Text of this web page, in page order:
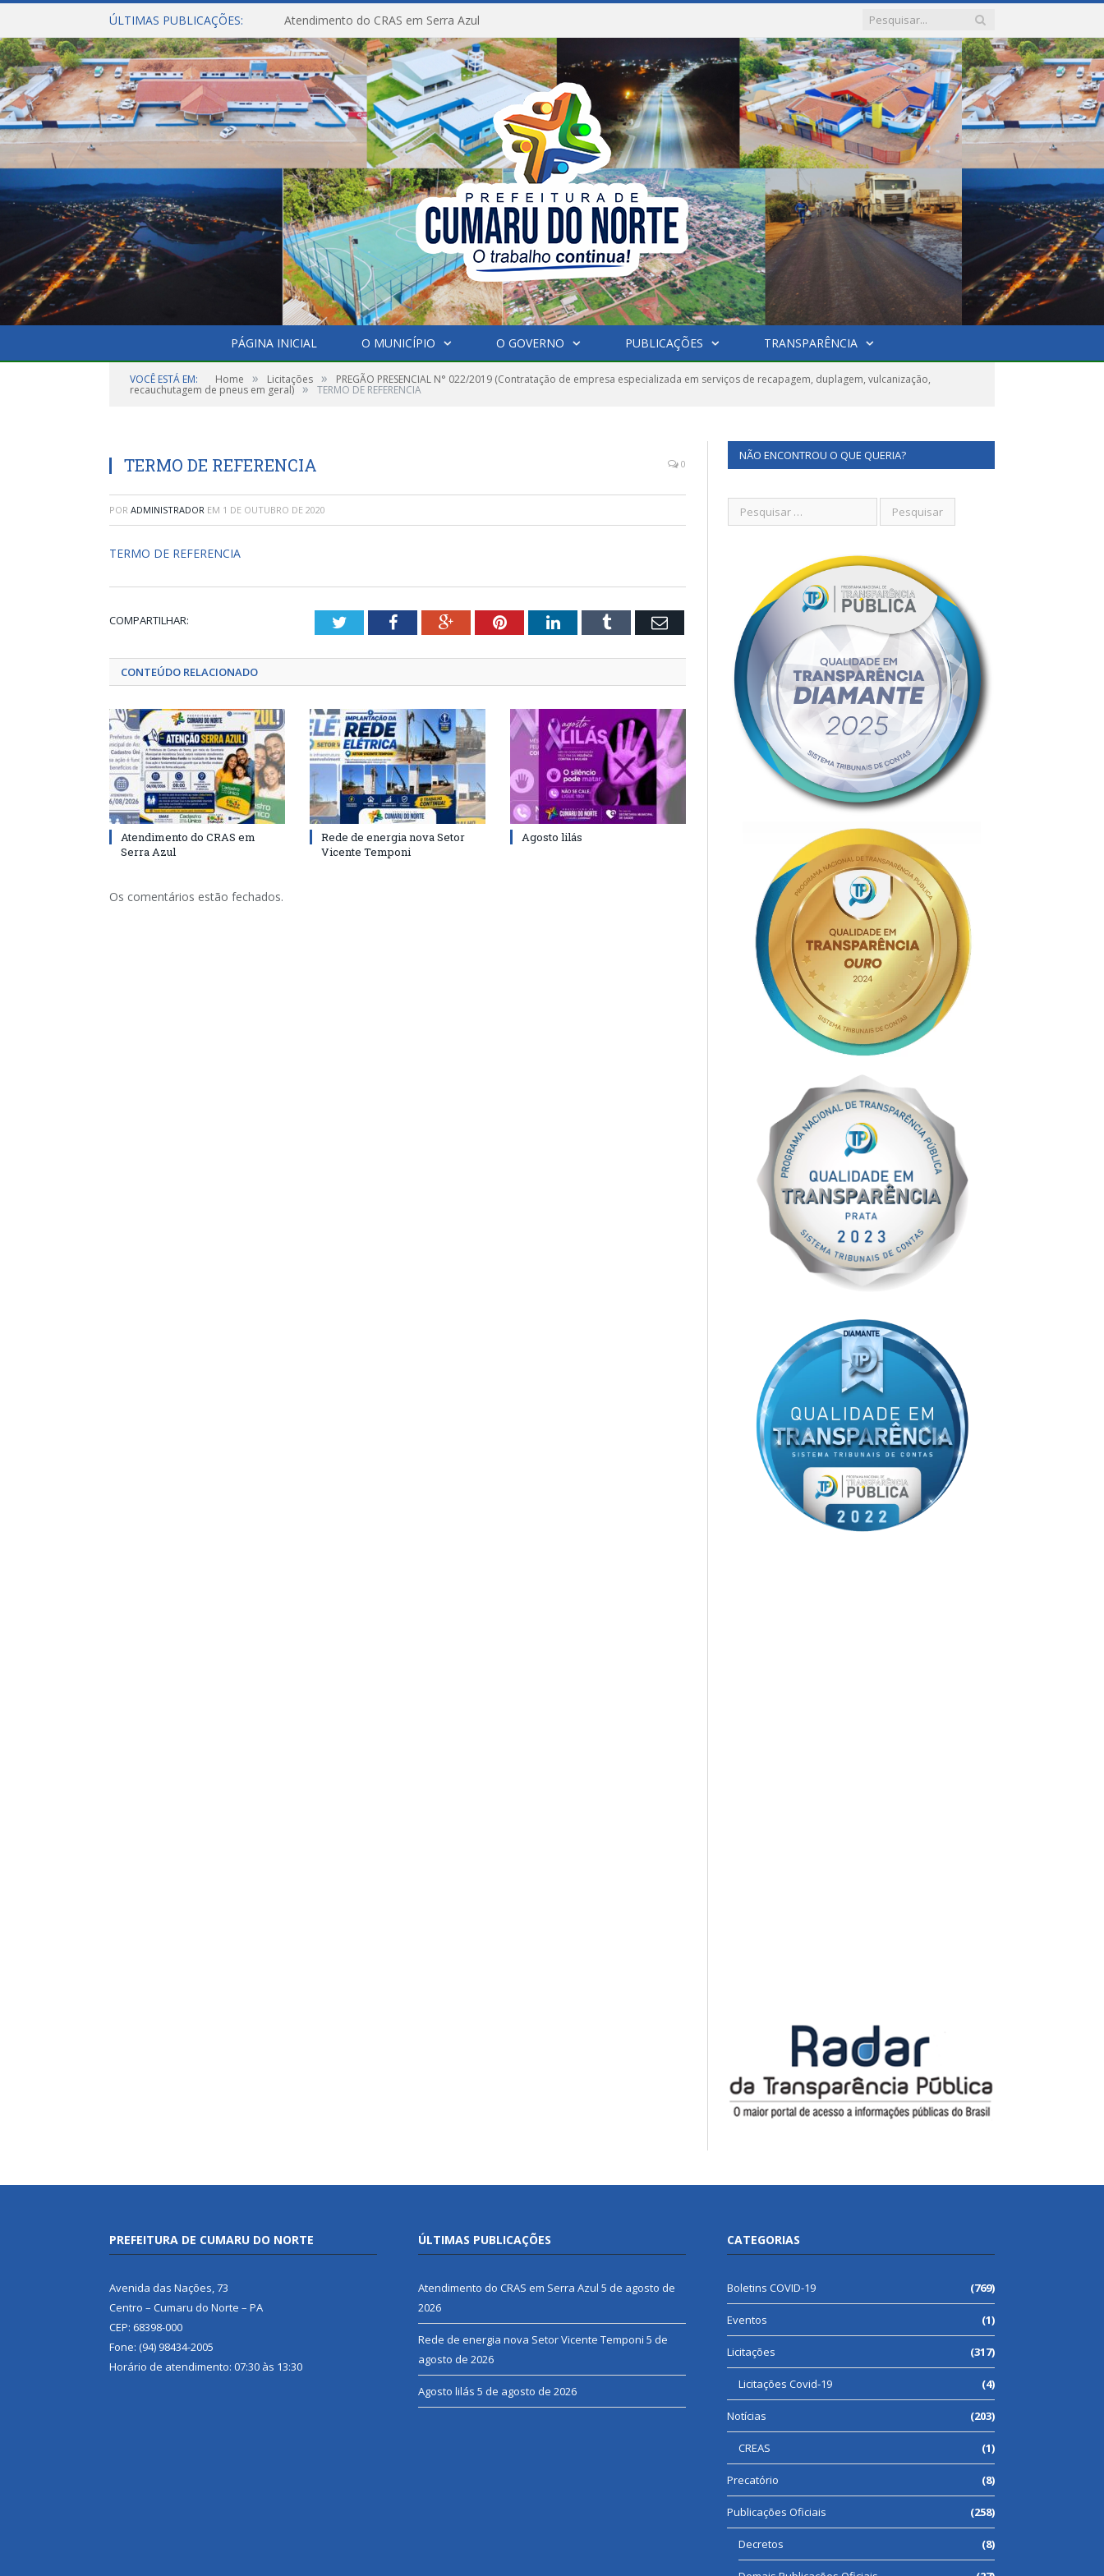
ÚLTIMAS PUBLICAÇÕES: Atendimento do CRAS em Serra Azul
PÁGINA INICIAL O MUNICÍPIO O GOVERNO PUBLICAÇÕES TRANSPARÊNCIA
VOCÊ ESTÁ EM: Home » Licitações » PREGÃO PRESENCIAL N° 022/2019 (Contratação de empresa especializada em serviços de recapagem, duplagem, vulcanização,
recauchutagem de pneus em geral) » TERMO DE REFERENCIA
TERMO DE REFERENCIA 0
POR ADMINISTRADOR EM 1 DE OUTUBRO DE 2020
TERMO DE REFERENCIA
COMPARTILHAR: TwitterFacebookGoogle+PinterestLinkedInTumblr Email
CONTEÚDO RELACIONADO
Atendimento do CRAS em
Serra Azul
Rede de energia nova Setor
Vicente Temponi
Agosto lilás
Os comentários estão fechados.
NÃO ENCONTROU O QUE QUERIA?
PREFEITURA DE CUMARU DO NORTE
Avenida das Nações, 73
Centro – Cumaru do Norte – PA
CEP: 68398-000
Fone: (94) 98434-2005
Horário de atendimento: 07:30 às 13:30
ÚLTIMAS PUBLICAÇÕES
Atendimento do CRAS em Serra Azul 5 de agosto de
2026
Rede de energia nova Setor Vicente Temponi 5 de
agosto de 2026
Agosto lilás 5 de agosto de 2026
CATEGORIAS
Boletins COVID-19 (769)
Eventos (1)
Licitações (317)
Licitações Covid-19 (4)
Notícias (203)
CREAS (1)
Precatório (8)
Publicações Oficiais (258)
Decretos (8)